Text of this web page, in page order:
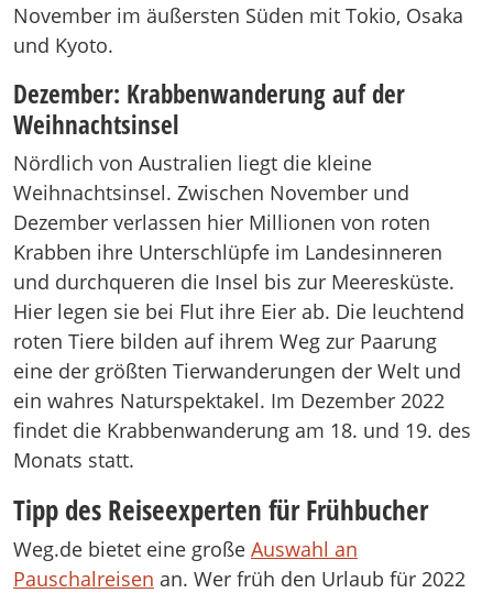
November im äußersten Süden mit Tokio, Osaka
und Kyoto.
Dezember: Krabbenwanderung auf der
Weihnachtsinsel
Nördlich von Australien liegt die kleine
Weihnachtsinsel. Zwischen November und
Dezember verlassen hier Millionen von roten
Krabben ihre Unterschlüpfe im Landesinneren
und durchqueren die Insel bis zur Meeresküste.
Hier legen sie bei Flut ihre Eier ab. Die leuchtend
roten Tiere bilden auf ihrem Weg zur Paarung
eine der größten Tierwanderungen der Welt und
ein wahres Naturspektakel. Im Dezember 2022
findet die Krabbenwanderung am 18. und 19. des
Monats statt.
Tipp des Reiseexperten für Frühbucher
Weg.de bietet eine große Auswahl an
Pauschalreisen an. Wer früh den Urlaub für 2022